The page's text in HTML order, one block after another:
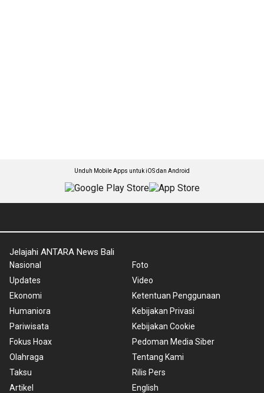
Unduh Mobile Apps untuk iOS dan Android
Jelajahi ANTARA News Bali
Nasional
Updates
Ekonomi
Humaniora
Pariwisata
Fokus Hoax
Olahraga
Taksu
Artikel
Foto
Video
Ketentuan Penggunaan
Kebijakan Privasi
Kebijakan Cookie
Pedoman Media Siber
Tentang Kami
Rilis Pers
English